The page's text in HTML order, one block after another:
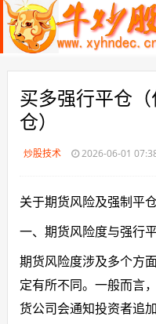
买多强行平仓
仓）
炒股技术 2026-06-01
关于期货风险及强制平
一、期货风险度与强行
期货风险度涉及多个方
定有所不同。一般而言
货公司会通知投资者追